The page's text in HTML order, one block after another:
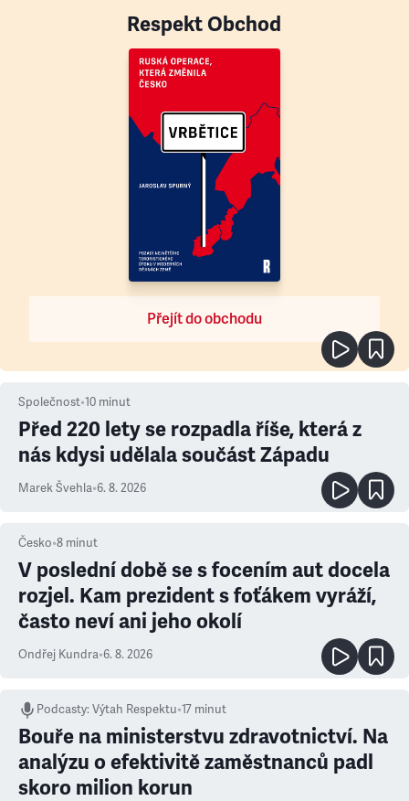
Respekt Obchod
Přejít do obchodu
Společnost•10 minut
Před 220 lety se rozpadla říše, která z
nás kdysi udělala součást Západu
Marek Švehla•6. 8. 2026
Česko•8 minut
V poslední době se s focením aut docela
rozjel. Kam prezident s foťákem vyráží,
často neví ani jeho okolí
Ondřej Kundra•6. 8. 2026
Podcasty:Výtah Respektu•17 minut
Bouře na ministerstvu zdravotnictví. Na
analýzu o efektivitě zaměstnanců padl
skoro milion korun